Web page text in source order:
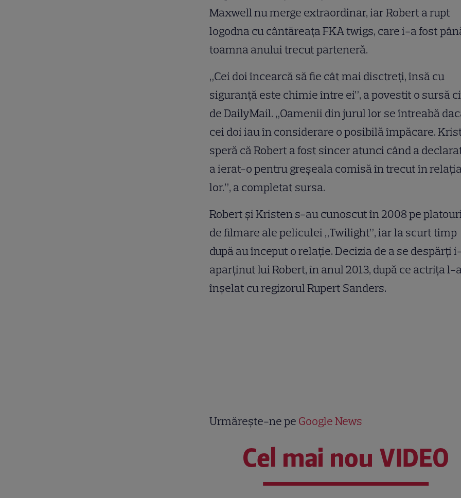
Maxwell nu merge extraordinar, iar Robert a rupt
logodna cu cântăreața FKA twigs, care i-a fost
toamna anului trecut parteneră.
„Cei doi încearcă să fie cât mai disctreți, însă cu
siguranță este chimie între ei”, a povestit o sursă
de DailyMail. „Oamenii din jurul lor se întreabă
cei doi iau în considerare o posibilă împăcare.
speră că Robert a fost sincer atunci când a
a ierat-o pentru greșeala comisă în trecut în
lor.”, a completat sursa.
Robert și Kristen s-au cunoscut în 2008 pe
de filmare ale peliculei „Twilight”, iar la scurt timp
după au început o relație. Decizia de a se despărți
aparținut lui Robert, în anul 2013, după ce actrița l-
înșelat cu regizorul Rupert Sanders.
Urmărește-ne pe Google News
Cel mai nou VIDEO